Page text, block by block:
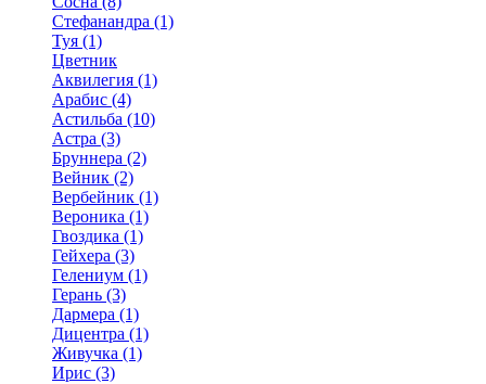
Стефанандра (1)
Туя (1)
Цветник
Аквилегия (1)
Арабис (4)
Астильба (10)
Астра (3)
Бруннера (2)
Вейник (2)
Вербейник (1)
Вероника (1)
Гвоздика (1)
Гейхера (3)
Гелениум (1)
Герань (3)
Дармера (1)
Дицентра (1)
Живучка (1)
Ирис (3)